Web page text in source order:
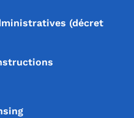
(décret